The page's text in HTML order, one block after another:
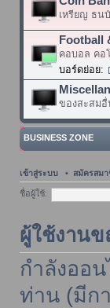
เหรียญ ธน
Football
คอบอล คอ
บอร์ดย่อย:
ของสะสม
BUSINESS ZONE
เข้าสู่ระบบ • สมัครสมา
ชื่อผู้ใช้:
ผู้ใช้งาน
กำลังออ
ท่าน (มีก